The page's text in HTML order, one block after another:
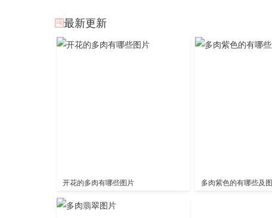
最新更新
开花的多肉有哪些图片 多肉紫色的有哪些及